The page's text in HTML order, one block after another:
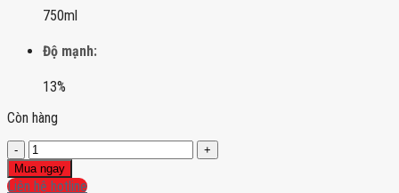
750ml
Độ mạnh:
13%
Còn hàng
Canti
Merlot
Terre
Mua ngay
Liên hệ hotline